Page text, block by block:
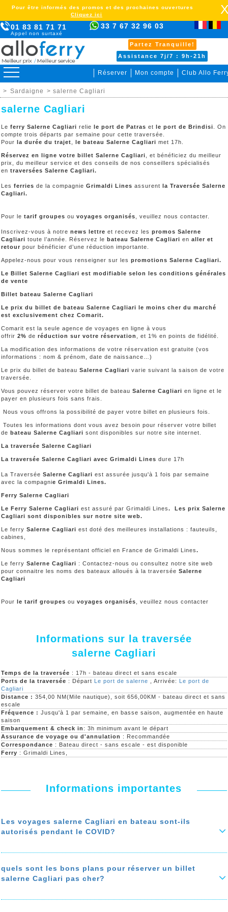
01 83 81 71 71
Appel non surtaxé
33 7 67 32 96 03
Partez Tranquille!
Assistance 7j/7 : 9h-21h
Réserver Mon compte Club Allo
Pour être informés des promos et des prochaines ouvertures
Cliquez ici
> Sardaigne > salerne Cagliari
salerne Cagliari
Le ferry Salerne Cagliari relie le port de Patras et le port de Brindisi . On
compte trois départs par semaine pour cette traversée.
Pour la durée du trajet le bateau Salerne Cagliari met 17h.
Réservez en ligne votre billet Salerne Cagliari , et bénéficiez du meilleur
prix, du meilleur service et des conseils de nos conseillers spécialisés
en traversées Salerne Cagliari.
Les ferries de la compagnie Grimaldi Lines assurent la Traversée Salerne
Cagliari.
Pour le tarif groupes ou voyages organisés , veuillez nous contacter.
Inscrivez-vous à notre news lettre et recevez les promos Salerne
Cagliari toute l’année. Réservez le bateau Salerne Cagliari en aller et
retour pour bénéficier d’une réduction importante.
Appelez-nous pour vous renseigner sur les promotions Salerne Cagliari.
Le Billet Salerne Cagliari est modifiable selon les conditions générales
de vente
Billet bateau Salerne Cagliari
Le prix du billet de bateau Salerne Cagliari le moins cher du marché
est exclusivement chez Comarit.
Comarit est la seule agence de voyages en ligne à vous
offrir 2% de réduction sur votre réservation , et 1% en points de fidélité.
La modification des informations de votre réservation est gratuite (vos
informations : nom & prénom, date de naissance…)
Le prix du billet de bateau Salerne Cagliari varie suivant la saison de votre
traversée.
Vous pouvez réserver votre billet de bateau Salerne Cagliari en ligne et le
payer en plusieurs fois sans frais.
Nous vous offrons la possibilité de payer votre billet en plusieurs fois.
Toutes les informations dont vous avez besoin pour réserver votre billet
de bateau Salerne Cagliari sont disponibles sur notre site internet.
La traversée Salerne Cagliari
La traversée Salerne Cagliari avec Grimaldi Lines dure 17h
La Traversée Salerne Cagliari est assurée jusqu'à 1 fois par semaine
avec la compagnie Grimaldi Lines.
Ferry Salerne Cagliari
Le Ferry Salerne Cagliari est assuré par Grimaldi Lines. Les prix Salerne
Cagliari sont disponibles sur notre site web.
Le ferry Salerne Cagliari est doté des meilleures installations : fauteuils,
cabines,
Nous sommes le représentant officiel en France de Grimaldi Lines.
Le ferry Salerne Cagliari : Contactez-nous ou consultez notre site web
pour connaitre les noms des bateaux alloués à la traversée Salerne
Cagliari
Pour le tarif groupes ou voyages organisés , veuillez nous contacter
Informations sur la traversée
salerne Cagliari
Temps de la traversée : 17h - bateau direct et sans escale
Ports de la traversée : Départ Le port de salerne , Arrivée: Le port de
Cagliari
Distance : 354,00 NM(Mile nautique), soit 656,00KM - bateau direct et sans
escale
Fréquence : Jusqu'à 1 par semaine, en basse saison, augmentée en haute
saison
Embarquement & check in : 3h minimum avant le départ
Assurance de voyage ou d'annulation : Recommandée
Correspondance : Bateau direct - sans escale - est disponible
Ferry : Grimaldi Lines,
Informations importantes
Les voyages salerne Cagliari en bateau sont-ils
autorisés pendant le COVID?
Durant la troisième vague du covid, les voyages salerne Cagliari en
En savoir plus sur 'Les voyages salerne Cagliari en bateau sont-ils
autorisés pendant le COVID?'
quels sont les bons plans pour réserver un billet
salerne Cagliari pas cher?
Pour réserver un billet de bateau salerne Cagliari vraiement pas cher,